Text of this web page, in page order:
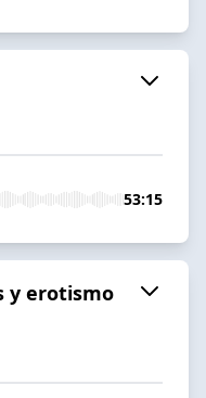
53:15
y erotismo